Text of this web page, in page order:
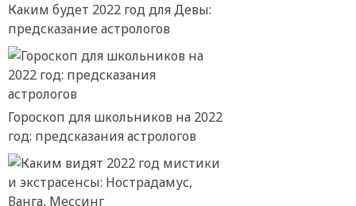
Каким будет 2022 год для Девы:
предсказание астрологов
Гороскоп для школьников на 2022
год: предсказания астрологов